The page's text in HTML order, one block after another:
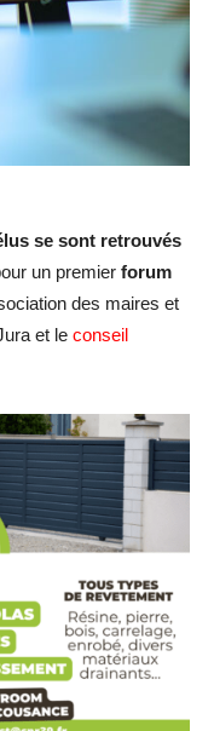
se sont retrouvés
un premier forum
des maires et
et le conseil